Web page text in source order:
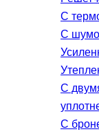
С
С
С
С